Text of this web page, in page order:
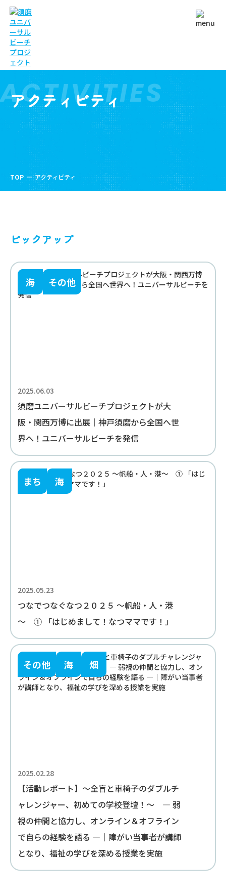
アクティビティ
ACTIVITIES
TOP アクティビティ
ピックアップ
海 その他
2025.06.03
須磨ユニバーサルビーチプロジェクトが大
阪・関西万博に出展｜神戸須磨から全国へ世
界へ！ユニバーサルビーチを発信
まち 海
2025.05.23
つなでつなぐなつ２０２５ ～帆船・人・港
～ ① 「はじめまして！なつママです！」
その他 海 畑
2025.02.28
【活動レポート】～全盲と車椅子のダブルチ
ャレンジャー、初めての学校登壇！～ — 弱
視の仲間と協力し、オンライン＆オフライン
で自らの経験を語る —｜障がい当事者が講師
となり、福祉の学びを深める授業を実施